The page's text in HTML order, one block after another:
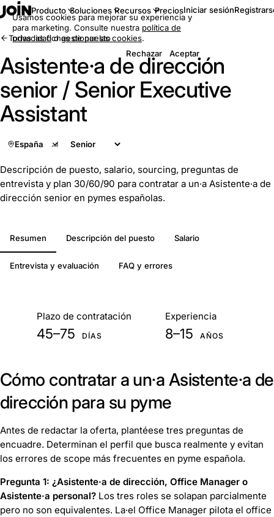
Producto Soluciones Recursos PreciosIniciar sesión
Todas las fichas de puesto
Asistente·a de dirección
senior / Senior Executive
Assistant
España
Descripción de puesto, salario, sourcing, preguntas de
entrevista y plan 30/60/90 para contratar a un·a Asistente·a de
dirección senior en pymes españolas.
Resumen Descripción del puesto Salario
Entrevista y evaluación FAQ y errores
Plazo de contratación
45–75 DÍAS
Experiencia
8–15 AÑOS
Cómo contratar a un·a Asistente·a de
dirección para su pyme
Antes de redactar la oferta, plantéese tres preguntas de
encuadre. Determinan el perfil que busca realmente y evitan
los errores de scope más frecuentes en pyme española.
Pregunta 1: ¿Asistente·a de dirección, Office Manager o
Asistente·a personal? Los tres roles se solapan parcialmente
pero no son equivalentes. La·el Office Manager pilota el office
Usamos cookies para mejorar su experiencia y
para marketing. Consulte nuestra política de
privacidadogestionar las cookies.
Rechazar
Aceptar